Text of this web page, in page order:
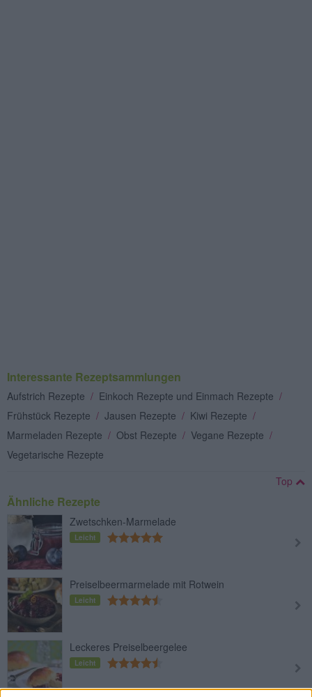
Interessante Rezeptsammlungen
Aufstrich Rezepte / Einkoch Rezepte und Einmach Rezepte /
Frühstück Rezepte / Jausen Rezepte / Kiwi Rezepte /
Marmeladen Rezepte / Obst Rezepte / Vegane Rezepte /
Vegetarische Rezepte
Top
Ähnliche Rezepte
Zwetschken-Marmelade
Leicht
Preiselbeermarmelade mit Rotwein
Leicht
Leckeres Preiselbeergelee
Leicht